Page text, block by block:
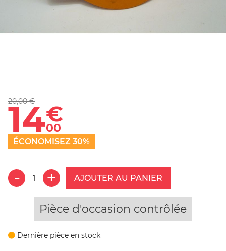
20,00 €
14€
00
ÉCONOMISEZ 30%
AJOUTER AU PANIER
Pièce d'occasion contrôlée
Dernière pièce en stock